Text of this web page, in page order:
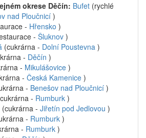
okrese Děčín: Bufet (rychlé
nad Ploučnicí )
- Hřensko )
- Šluknov )
(cukrárna - Dolní Poustevna )
- Děčín )
- Mikulášovice )
- Česká Kamenice )
- Benešov nad Ploučnicí )
- Rumburk )
(cukrárna - Jiřetín pod Jedlovou )
- Rumburk )
- Rumburk )